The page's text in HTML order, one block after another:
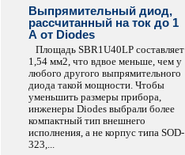
Выпрямительный диод,
рассчитанный на ток до 1
А от Diodes
Площадь SBR1U40LP составляет
1,54 мм2, что вдвое меньше, чем у
любого другого выпрямительного
диода такой мощности. Чтобы
уменьшить размеры прибора,
инженеры Diodes выбрали более
компактный тип внешнего
исполнения, а не корпус типа SOD-
323,...